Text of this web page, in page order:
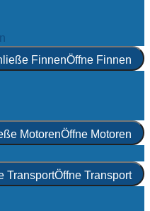
FinnenÖffne Finnen
MotorenÖffne Motoren
TransportÖffne Transport